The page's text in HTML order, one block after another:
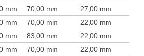
mm 70,00 mm 27,00 mm
mm 70,00 mm 22,00 mm
mm 83,00 mm 22,00 mm
mm 70,00 mm 22,00 mm